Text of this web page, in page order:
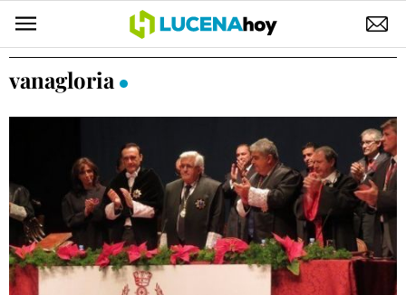
POLÍTICA
SUCESOS
ECONOMÍA
DESARROLLO LOCAL
vanagloria